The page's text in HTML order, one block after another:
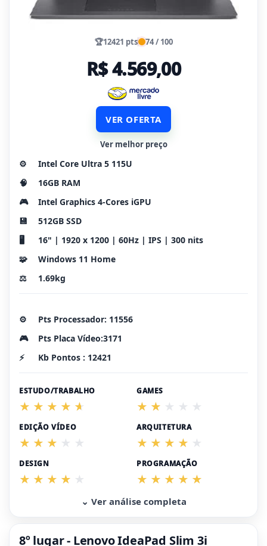
🏆12421 pts 74 / 100
R$ 4.569,00
VER OFERTA
Ver melhor preço
⚙️
Intel Core Ultra 5 115U
🧠
16GB RAM
🎮
Intel Graphics 4-Cores iGPU
💾
512GB SSD
🖥️
16" | 1920 x 1200 | 60Hz | IPS | 300 nits
🧩
Windows 11 Home
⚖️
1.69kg
⚙️
Pts Processador: 11556
🎮
Pts Placa Vídeo:3171
⚡
Kb Pontos : 12421
ESTUDO/TRABALHO GAMES
EDIÇÃO VÍDEO ARQUITETURA
DESIGN PROGRAMAÇÃO
⌄ Ver análise completa
8º lugar - Lenovo IdeaPad Slim 3i